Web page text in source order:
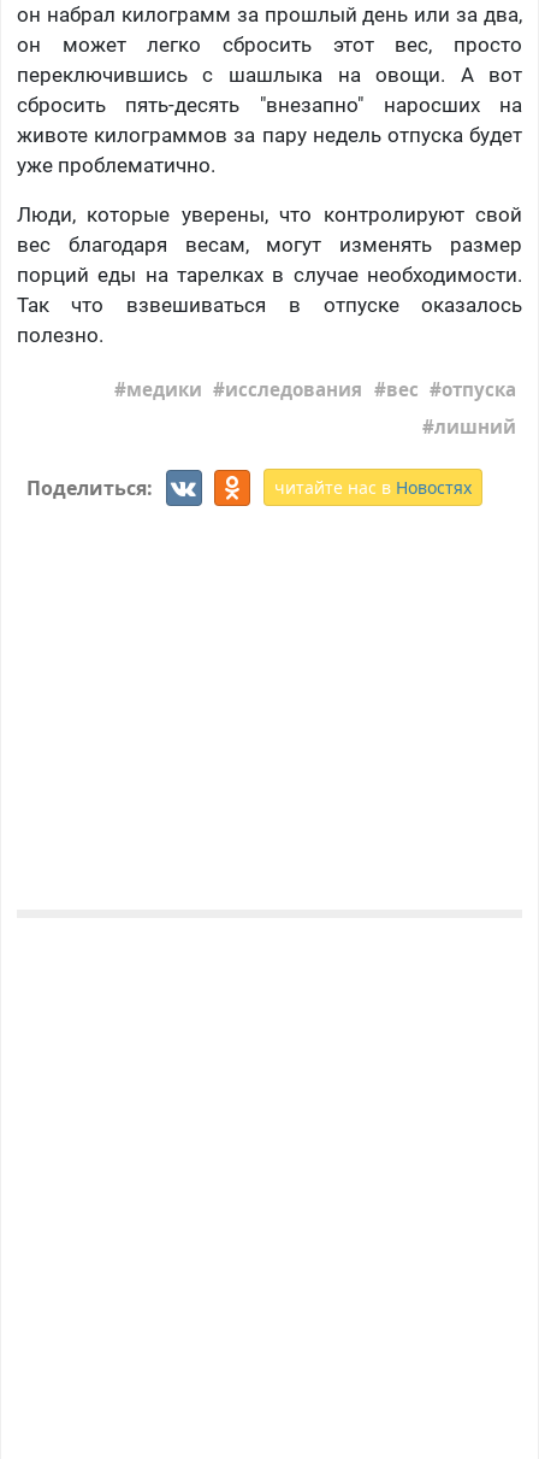
он набрал килограмм за прошлый день или за два,
он может легко сбросить этот вес, просто
переключившись с шашлыка на овощи. А вот
сбросить пять-десять "внезапно" наросших на
животе килограммов за пару недель отпуска будет
уже проблематично.
Люди, которые уверены, что контролируют свой
вес благодаря весам, могут изменять размер
порций еды на тарелках в случае необходимости.
Так что взвешиваться в отпуске оказалось
полезно.
медики исследования вес
отпуска
лишний
Поделиться: читайте нас в Новостях